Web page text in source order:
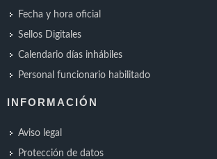
Fecha y hora oficial
Sellos Digitales
Calendario días inhábiles
Personal funcionario habilitado
INFORMACIÓN
Aviso legal
Protección de datos